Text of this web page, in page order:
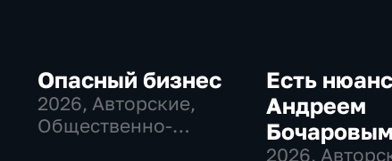
Опасный бизнес
2026, Авторские,
Общественно-
Есть
Андреем
Бочаровым
2026,